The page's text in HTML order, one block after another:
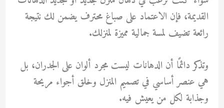
القديمة، فإن الاعتماد على صباغ محترف يضمن لك نتيجة
رائعة تضيف لمسة جمالية مميزة لمنزلك.
وتذكر دائمًا أن الدهانات ليست مجرد ألوان على الجدران، بل
هي عنصر أساسي في تصميم المنزل وخلق أجواء مريحة
وجذابة لكل من يعيش فيه.